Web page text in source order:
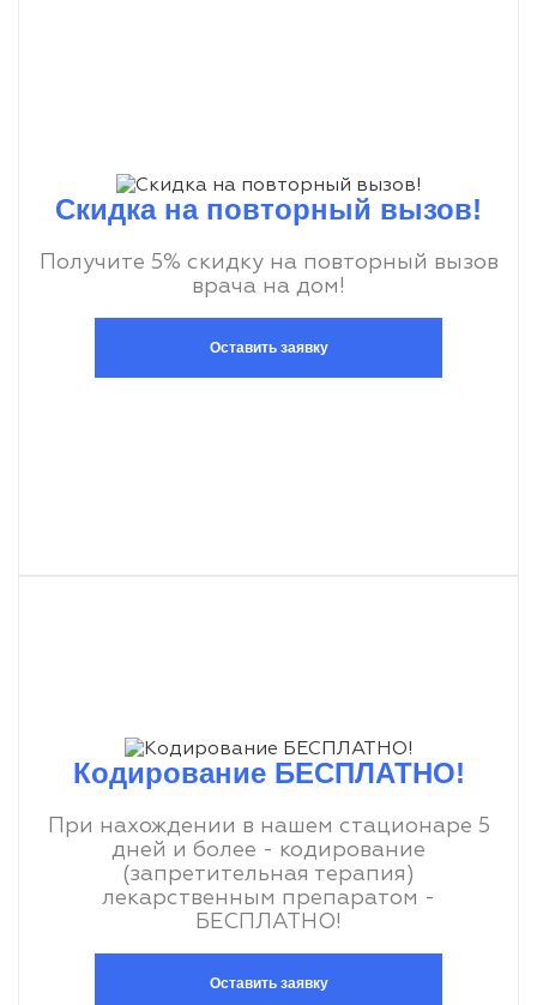
Скидка на повторный вызов!
Получите 5% скидку на повторный вызов
врача на дом!
Оставить заявку
Кодирование БЕСПЛАТНО!
При нахождении в нашем стационаре 5
дней и более - кодирование
(запретительная терапия)
лекарственным препаратом -
БЕСПЛАТНО!
Оставить заявку